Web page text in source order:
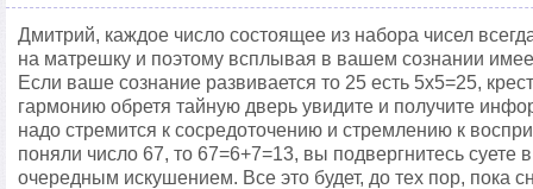
Дмитрий, каждое число состоящее из набора чисел
на матрешку и поэтому всплывая в вашем сознании
Если ваше сознание развивается то 25 есть 5х5=25,
гармонию обретя тайную дверь увидите и получите
надо стремится к сосредоточению и стремлению к
поняли число 67, то 67=6+7=13, вы подвергнитесь суете
очередным искушением. Все это будет, до тех пор, пока